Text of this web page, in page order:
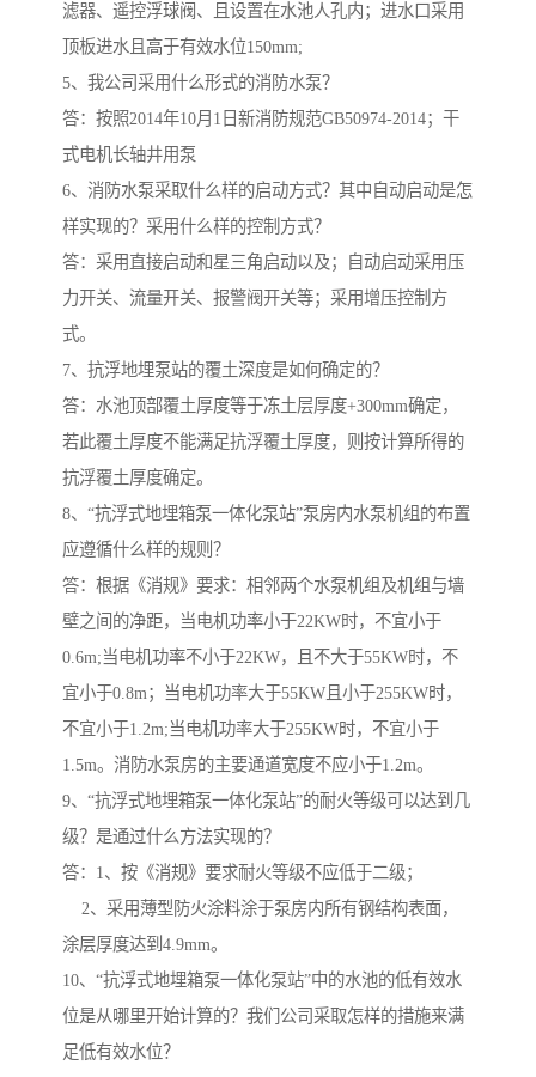
滤器、遥控浮球阀、且设置在水池人孔内；进水口采用
顶板进水且高于有效水位150mm;
5、我公司采用什么形式的消防水泵？
答：按照2014年10月1日新消防规范GB50974-2014；干
式电机长轴井用泵
6、消防水泵采取什么样的启动方式？其中自动启动是怎
样实现的？采用什么样的控制方式？
答：采用直接启动和星三角启动以及；自动启动采用压
力开关、流量开关、报警阀开关等；采用增压控制方
式。
7、抗浮地埋泵站的覆土深度是如何确定的？
答：水池顶部覆土厚度等于冻土层厚度+300mm确定，
若此覆土厚度不能满足抗浮覆土厚度，则按计算所得的
抗浮覆土厚度确定。
8、“抗浮式地埋箱泵一体化泵站”泵房内水泵机组的布置
应遵循什么样的规则？
答：根据《消规》要求：相邻两个水泵机组及机组与墙
壁之间的净距，当电机功率小于22KW时，不宜小于
0.6m;当电机功率不小于22KW，且不大于55KW时，不
宜小于0.8m；当电机功率大于55KW且小于255KW时，
不宜小于1.2m;当电机功率大于255KW时，不宜小于
1.5m。消防水泵房的主要通道宽度不应小于1.2m。
9、“抗浮式地埋箱泵一体化泵站”的耐火等级可以达到几
级？是通过什么方法实现的？
答：1、按《消规》要求耐火等级不应低于二级；
2、采用薄型防火涂料涂于泵房内所有钢结构表面，
涂层厚度达到4.9mm。
10、“抗浮式地埋箱泵一体化泵站”中的水池的低有效水
位是从哪里开始计算的？我们公司采取怎样的措施来满
足低有效水位？